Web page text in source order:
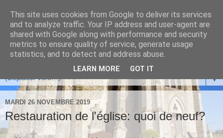
▼
MARDI 26 NOVEMBRE 2019
Restauration de l'église: quoi de neuf?
This site uses cookies from Google to deliver its services
and to analyze traffic. Your IP address and user-agent are
shared with Google along with performance and security
metrics to ensure quality of service, generate usage
statistics, and to detect and address abuse.
LEARN MORE GOT IT